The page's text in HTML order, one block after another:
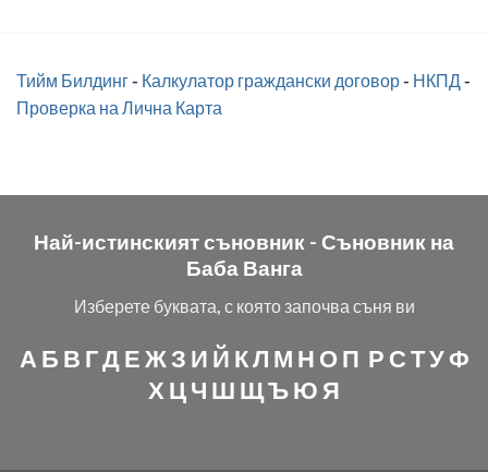
Тийм Билдинг- Калкулатор граждански договор- НКПД -
Проверка на Лична Карта
Най-истинският съновник - Съновник на
Баба Ванга
Изберете буквата, с която започва съня ви
А Б В ГДЕЖЗ И Й КЛ М Н О П Р СТУФ
Х ЦЧ Ш ЩЪЮ Я